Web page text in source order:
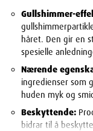
Gullshimmer-
håret. Den gir en
spesielle
Nærende
ingredienser som
huden myk og
Beskyttende:
bidrar til å